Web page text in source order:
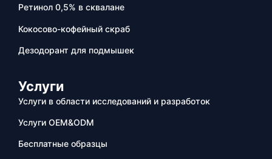
Ретинол 0,5% в сквалане
Кокосово-кофейный скраб
Дезодорант для подмышек
Услуги
Услуги в области исследований и разработок
Услуги OEM&ODM
Бесплатные образцы